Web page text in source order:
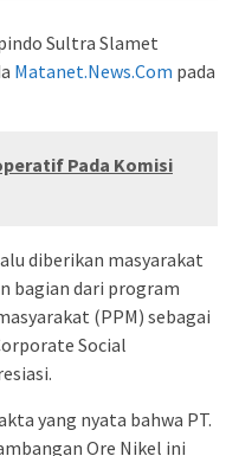
Sultra Slamet
Matanet.News.Com pada
Pada Komisi
diberikan masyarakat
bagian dari program
(PPM) sebagai
Social
yang nyata bahwa PT.
Ore Nikel ini